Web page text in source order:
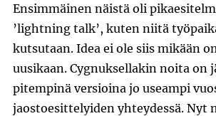
Ensimmäinen näistä oli
’lightning talk’, kuten niitä
kutsutaan. Idea ei ole siis mikään
uusikaan. Cygnuksellakin noita on
pitempinä versioina jo useampi
jaostoesittelyiden yhteydessä. Nyt